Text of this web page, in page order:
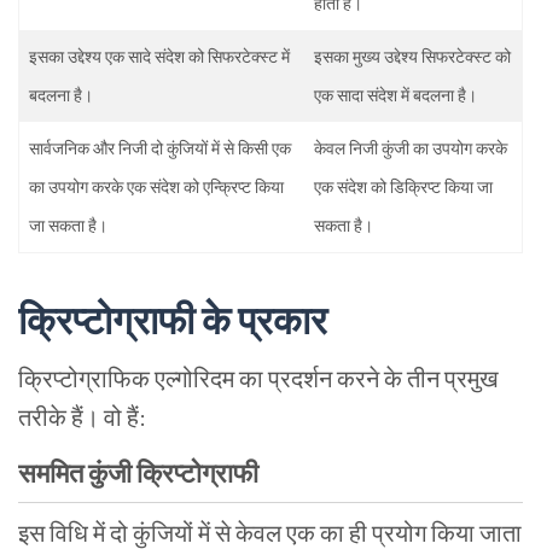
इसका उद्देश्य एक सादे संदेश को सिफरटेक्स्ट में
बदलना है।
इसका मुख्य उद्देश्य सिफरटेक्स्ट को
एक सादा संदेश में बदलना है।
सार्वजनिक और निजी दो कुंजियों में से किसी एक
का उपयोग करके एक संदेश को एन्क्रिप्ट किया
जा सकता है।
केवल निजी कुंजी का उपयोग करके
एक संदेश को डिक्रिप्ट किया जा
सकता है।
क्रिप्टोग्राफी के प्रकार
क्रिप्टोग्राफिक एल्गोरिदम का प्रदर्शन करने के तीन प्रमुख
तरीके हैं। वो हैं:
सममित कुंजी क्रिप्टोग्राफी
इस विधि में दो कुंजियों में से केवल एक का ही प्रयोग किया जाता